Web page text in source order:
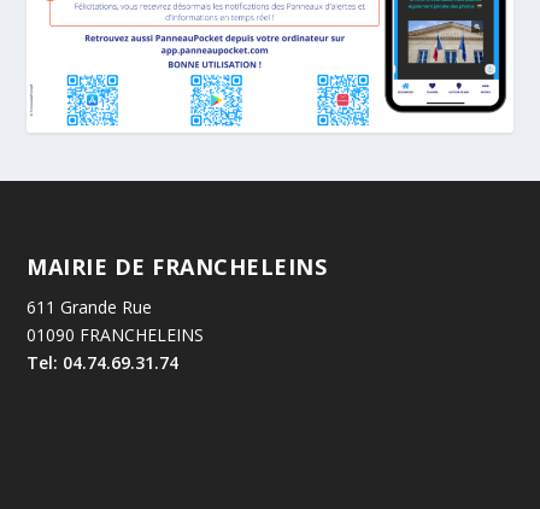
MAIRIE DE FRANCHELEINS
611 Grande Rue
01090 FRANCHELEINS
Tel: 04.74.69.31.74